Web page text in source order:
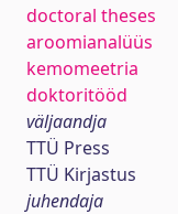
doctoral theses
aroomianalüüs
kemomeetria
doktoritööd
väljaandja
TTÜ Press
TTÜ Kirjastus
juhendaja